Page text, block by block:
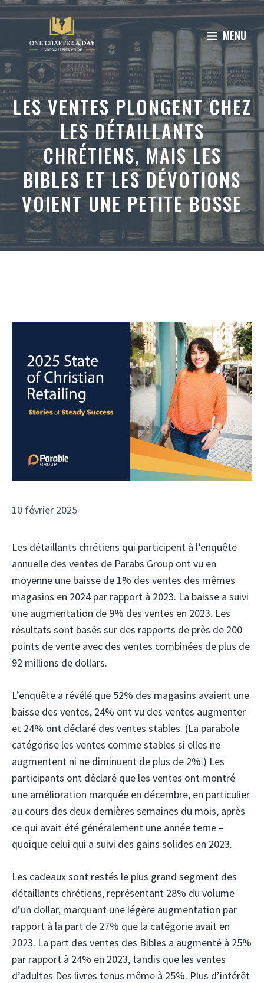
Aller
au
contenu
MENU
LES VENTES PLONGENT CHEZ
LES DÉTAILLANTS
CHRÉTIENS, MAIS LES
BIBLES ET LES DÉVOTIONS
VOIENT UNE PETITE BOSSE
10 février 2025
Les détaillants chrétiens qui participent à l’enquête
annuelle des ventes de Parabs Group ont vu en
moyenne une baisse de 1% des ventes des mêmes
magasins en 2024 par rapport à 2023. La baisse a suivi
une augmentation de 9% des ventes en 2023. Les
résultats sont basés sur des rapports de près de 200
points de vente avec des ventes combinées de plus de
92 millions de dollars.
L’enquête a révélé que 52% des magasins avaient une
baisse des ventes, 24% ont vu des ventes augmenter
et 24% ont déclaré des ventes stables. (La parabole
catégorise les ventes comme stables si elles ne
augmentent ni ne diminuent de plus de 2%.) Les
participants ont déclaré que les ventes ont montré
une amélioration marquée en décembre, en particulier
au cours des deux dernières semaines du mois, après
ce qui avait été généralement une année terne –
quoique celui qui a suivi des gains solides en 2023.
Les cadeaux sont restés le plus grand segment des
détaillants chrétiens, représentant 28% du volume
d’un dollar, marquant une légère augmentation par
rapport à la part de 27% que la catégorie avait en
2023. La part des ventes des Bibles a augmenté à 25%
par rapport à 24% en 2023, tandis que les ventes
d’adultes Des livres tenus même à 25%. Plus d’intérêt